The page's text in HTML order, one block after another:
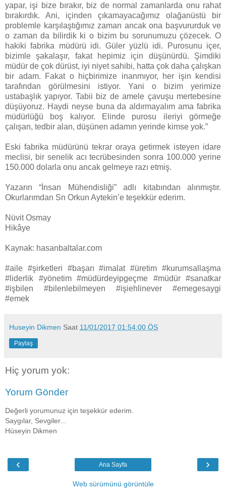
yapar, işi bize bırakır, biz de normal zamanlarda onu rahat
bırakırdık. Ani, içinden çıkamayacağımız olağanüstü bir
problemle karşılaştığımız zaman ancak ona başvururduk ve
o zaman da bilirdik ki o bizim bu sorunumuzu çözecek. O
hakiki fabrika müdürü idi. Güler yüzlü idi. Purosunu içer,
bizimle şakalaşır, fakat hepimiz için düşünürdü. Şimdiki
müdür de çok dürüst, iyi niyet sahibi, hatta çok daha çalışkan
bir adam. Fakat o hiçbirimize inanmıyor, her işin kendisi
tarafından görülmesini istiyor. Yani o bizim yerimize
ustabaşlık yapıyor. Tabii biz de amele çavuşu mertebesine
düşüyoruz. Haydi neyse buna da aldırmayalım ama fabrika
müdürlüğü boş kalıyor. Elinde purosu ileriyi görmeğe
çalışan, tedbir alan, düşünen adamın yerinde kimse yok.”
Eski fabrika müdürünü tekrar oraya getirmek isteyen idare
meclisi, bir senelik acı tecrübesinden sonra 100.000 yerine
150.000 dolarla onu ancak gelmeye razı etmiş.
Yazarın “İnsan Mühendisliği” adlı kitabından alınmıştır.
Okurlarımdan Sn Orkun Aytekin’e teşekkür ederim.
Nüvit Osmay
Hikâye
Kaynak: hasanbaltalar.com
#aile #şirketleri #başarı #imalat #üretim #kurumsallaşma
#liderlik #yönetim #müdürdeyipgeçme #müdür #sanatkar
#işbilen #bilenlebilmeyen #işiehlinever #emegesaygi
#emek
Huseyin Dikmen Saat 11/01/2017 01:54:00 ÖS
Paylaş
Hiç yorum yok:
Yorum Gönder
Değerli yorumunuz için teşekkür ederim.
Saygılar, Sevgiler...
Hüseyin Dikmen
‹ ›
Ana Sayfa
Web sürümünü görüntüle